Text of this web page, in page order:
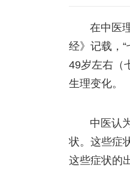
在中医
经》记载，
49岁左右（
生理变化。
中医认
状。这些症
这些症状的